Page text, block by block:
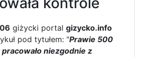
giżycki portal gizycko.info
pod tytułem: "Prawie 500
niezgodnie z